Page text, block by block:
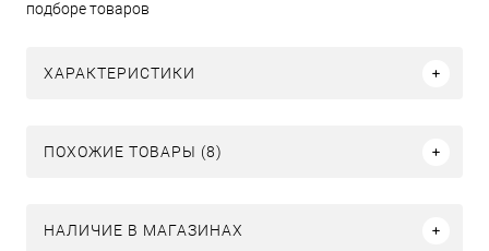
подборе товаров
ХАРАКТЕРИСТИКИ
ПОХОЖИЕ ТОВАРЫ (8)
НАЛИЧИЕ В МАГАЗИНАХ